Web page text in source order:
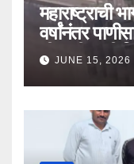
महाराष्ट्राची
वर्षांनंतर
टीएमसी पाणी
JUNE 15, 2026